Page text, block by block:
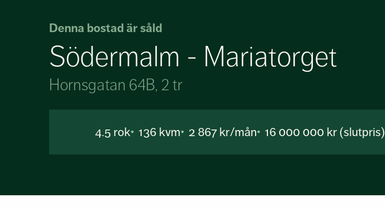
Denna bostad är såld
Hornsgatan 64B, 2 tr
Södermalm - Mariatorget
4.5 rok 136 kvm 2 867 kr/mån 16 000 000 kr (slutpris)